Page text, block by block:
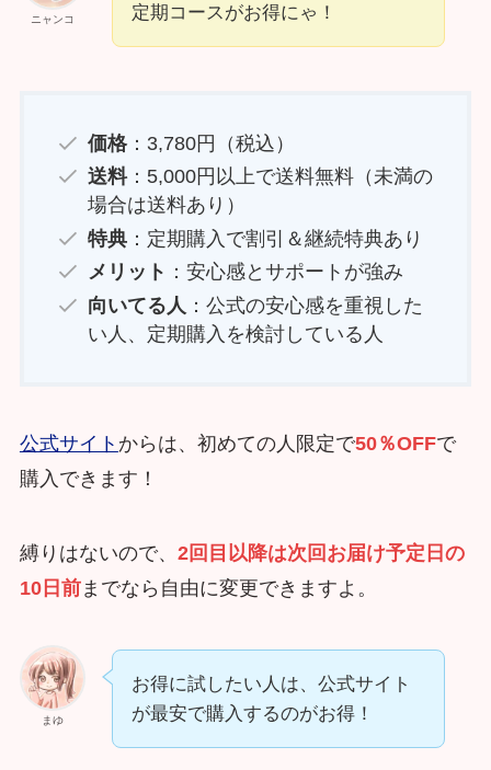
ニャンコ
定期コースがお得にゃ！
価格：3,780円（税込）
送料：5,000円以上で送料無料（未満の
場合は送料あり）
特典 ：定期購入で割引＆継続特典あり
メリット ：安心感とサポートが強み
向いてる人 ：公式の安心感を重視した
い人、定期購入を検討している人
公式サイト からは、初めての人限定で50％OFFで
購入できます！
縛りはないので、 2回目以降は次回お届け予定日の
10日前までなら自由に変更できますよ。
まゆ
お得に試したい人は、公式サイト
が最安で購入するのがお得！